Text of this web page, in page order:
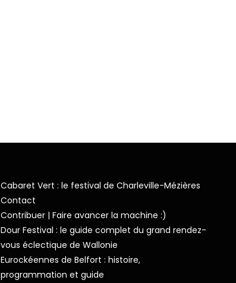
Cabaret Vert : le festival de Charleville-Mézières
Contact
Contribuer | Faire avancer la machine :)
Dour Festival : le guide complet du grand rendez-
vous éclectique de Wallonie
Eurockéennes de Belfort : histoire,
programmation et guide